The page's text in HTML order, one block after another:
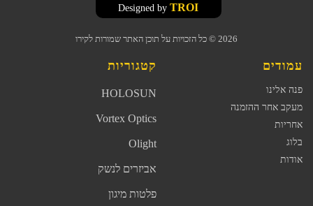
2026 © כל הזכויות על תוכן האתר שמורות לקירו
TROI
עמודים
פנה אלינו
מעקב אחר ההזמנה
אחריות
בלוג
אודות
קטגוריות
HOLOSUN
Vortex Optics
Olight
אביזרים לנשק
פלטות מיגון